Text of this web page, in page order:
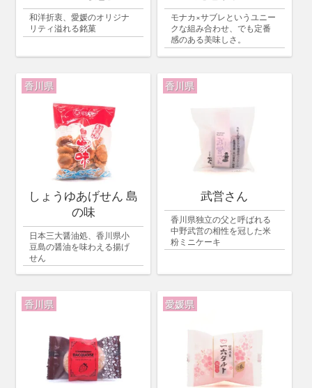
和洋折衷、愛媛のオリジナ
リティ溢れる銘菓
モナカ×サブレというユニー
クな組み合わせ、でも定番
感のある美味しさ。
香川県
しょうゆあげせん 島
の味
日本三大醤油処、香川県小
豆島の醤油を味わえる揚げ
せん
香川県
武営さん
香川県独立の父と呼ばれる
中野武営の相性を冠した米
粉ミニケーキ
香川県 愛媛県